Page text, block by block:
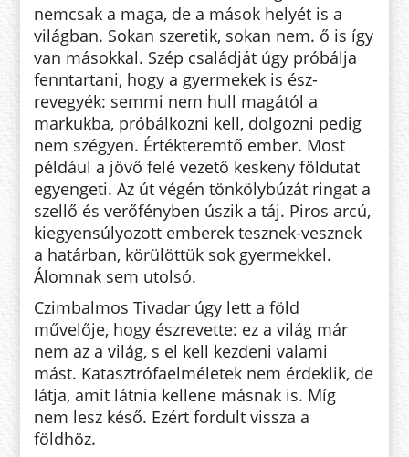
nemcsak a maga, de a mások helyét is a
világban. Sokan sze­retik, sokan nem. ő is így
van má­sokkal. Szép családját úgy próbálja
fenn­tartani, hogy a gyer­mekek is ész­
revegyék: semmi nem hull magától a
markukba, pró­bálkozni kell, dolgozni pedig
nem szégyen. Értékteremtő em­ber. Most
például a jövő felé vezető kes­keny föld­utat
egyengeti. Az út végén tön­­köly­búzát ringat a
szellő és verő­fény­ben úszik a táj. Piros arcú,
kie­gyensúlyozott emberek tesznek-vesz­nek
a határban, körülöttük sok gyer­mekkel.
Álomnak sem utolsó.
Czimbalmos Tivadar úgy lett a föld
művelője, hogy észrevette: ez a világ már
nem az a világ, s el kell kez­deni valami
mást. Katasztró­fa­el­mé­letek nem érdeklik, de
látja, amit látnia kellene másnak is. Míg
nem lesz késő. Ezért fordult vissza a
földhöz.